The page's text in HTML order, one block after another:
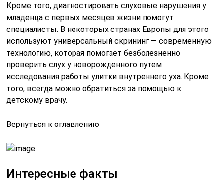
Кроме того, диагностировать слуховые нарушения у
младенца с первых месяцев жизни помогут
специалисты. В некоторых странах Европы для этого
используют универсальный скрининг — современную
технологию, которая помогает безболезненно
проверить слух у новорожденного путем
исследования работы улитки внутреннего уха. Кроме
того, всегда можно обратиться за помощью к
детскому врачу.
Вернуться к оглавлению
Интересные факты